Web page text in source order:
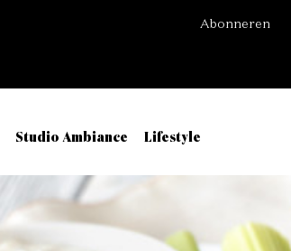
Abonneren
Studio Ambiance Lifestyle